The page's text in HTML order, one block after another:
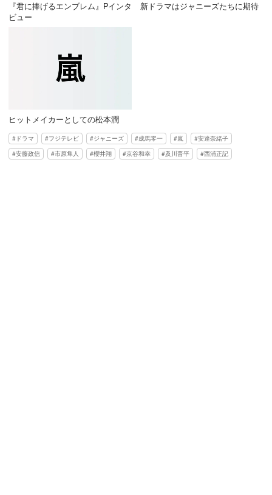
『君に捧げるエンブレム』Pインタ
ビュー
新ドラマはジャニーズたちに期待
ヒットメイカーとしての松本潤
ドラマ フジテレビ ジャニーズ 成馬零一 嵐
安達奈緒子
安藤政信
市原隼人 櫻井翔 京谷和幸 及川晋平 西浦正記